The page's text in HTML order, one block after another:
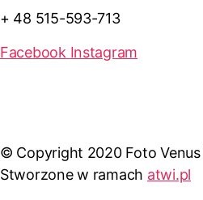
+ 48 515-593-713
Facebook Instagram
© Copyright 2020 Foto Venus
Stworzone w ramach atwi.pl